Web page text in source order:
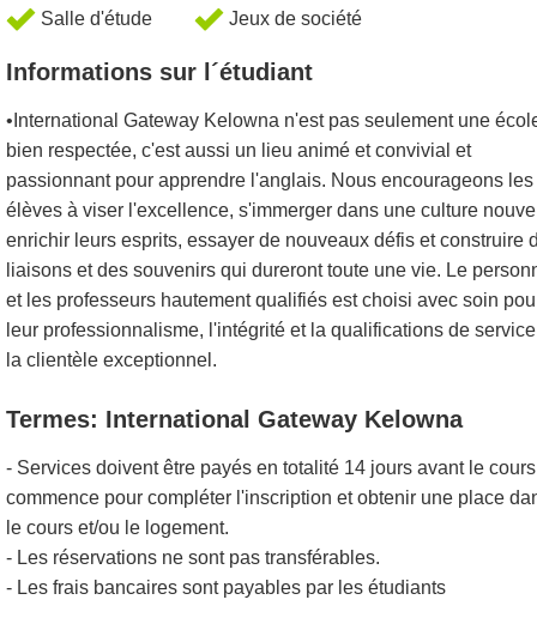
Salle d'étude Jeux de société
Informations sur l´étudiant
•International Gateway Kelowna n'est pas seulement une
bien respectée, c'est aussi un lieu animé et convivial et
passionnant pour apprendre l'anglais. Nous encourageons les
élèves à viser l'excellence, s'immerger dans une culture
enrichir leurs esprits, essayer de nouveaux défis et construire
liaisons et des souvenirs qui dureront toute une vie. Le
et les professeurs hautement qualifiés est choisi avec soin
leur professionnalisme, l'intégrité et la qualifications de
la clientèle exceptionnel.
Termes: International Gateway Kelowna
- Services doivent être payés en totalité 14 jours avant le cours
commence pour compléter l'inscription et obtenir une place
le cours et/ou le logement.
- Les réservations ne sont pas transférables.
- Les frais bancaires sont payables par les étudiants